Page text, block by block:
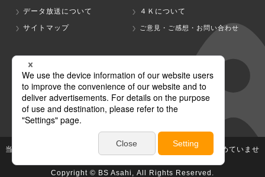
データ放送について
４Ｋについて
サイトマップ
ご意見・ご感想・お問い合わせ
グループ会社
テレビ朝日 テレ朝チャンネル
当社が著作権、著作隣接権を有する放送番組等の無断利用は認めていませ
ん。
Copyright © BS Asahi, All Rights Reserved.